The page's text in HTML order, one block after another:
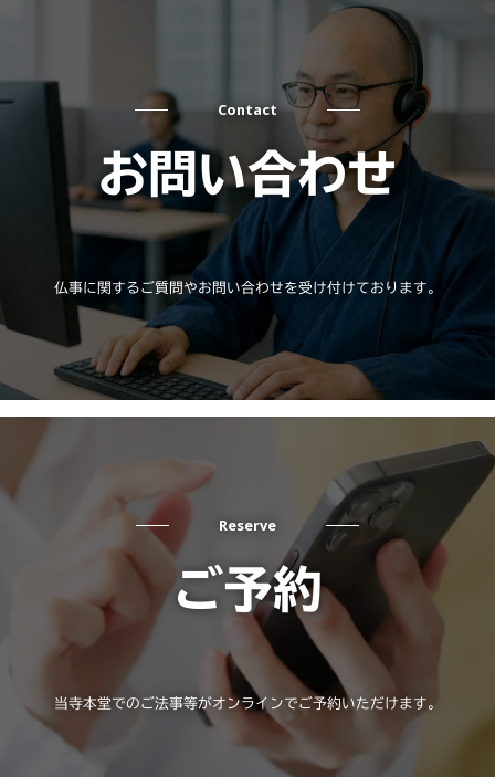
Contact
お問い合わせ
仏事に関するご質問やお問い合わせを受け付けております。
Reserve
ご予約
当寺本堂でのご法事等がオンラインでご予約いただけます。